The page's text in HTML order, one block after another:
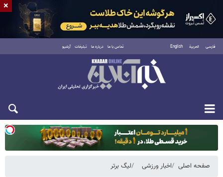
فارسی العربية English تماس با ما درباره ما تبلیغات آرشیو
دوشنبه ۱۹ مرداد ۱۴۰۵
صفحه اصلی اخبار ورزشی لیگ برتر
×